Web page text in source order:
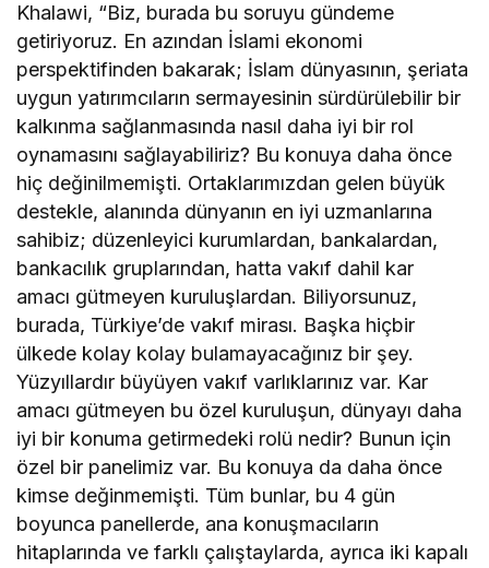
Khalawi, “Biz, burada bu soruyu gündeme
getiriyoruz. En azından İslami ekonomi
perspektifinden bakarak; İslam dünyasının, şeriata
uygun yatırımcıların sermayesinin sürdürülebilir bir
kalkınma sağlanmasında nasıl daha iyi bir rol
oynamasını sağlayabiliriz? Bu konuya daha önce
hiç değinilmemişti. Ortaklarımızdan gelen büyük
destekle, alanında dünyanın en iyi uzmanlarına
sahibiz; düzenleyici kurumlardan, bankalardan,
bankacılık gruplarından, hatta vakıf dahil kar
amacı gütmeyen kuruluşlardan. Biliyorsunuz,
burada, Türkiye’de vakıf mirası. Başka hiçbir
ülkede kolay kolay bulamayacağınız bir şey.
Yüzyıllardır büyüyen vakıf varlıklarınız var. Kar
amacı gütmeyen bu özel kuruluşun, dünyayı daha
iyi bir konuma getirmedeki rolü nedir? Bunun için
özel bir panelimiz var. Bu konuya da daha önce
kimse değinmemişti. Tüm bunlar, bu 4 gün
boyunca panellerde, ana konuşmacıların
hitaplarında ve farklı çalıştaylarda, ayrıca iki kapalı